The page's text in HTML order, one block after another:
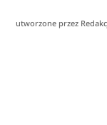
utworzone przez